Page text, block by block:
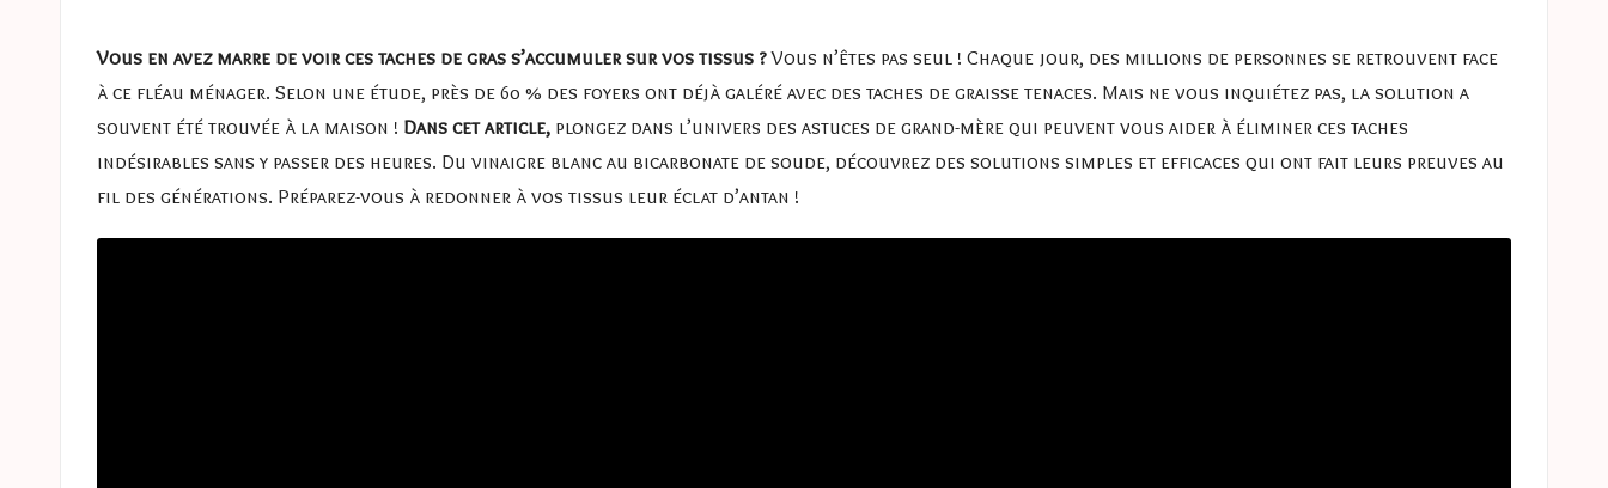
s
a
s
t
Vous en avez marre de voir ces taches de gras s’accumuler sur vos tissus ?Vous n’êtes pas seul ! Chaque jour, des millions de personnes se retrouvent face
à ce fléau ménager. Selon une étude, près de 60 % des foyers ont déjà galéré avec des taches de graisse tenaces. Mais ne vous inquiétez pas, la solution a
souvent été trouvée à la maison ! Dans cet article, plongez dans l’univers des astuces de grand-mère qui peuvent vous aider à éliminer ces taches
indésirables sans y passer des heures. Du vinaigre blanc au bicarbonate de soude, découvrez des solutions simples et efficaces qui ont fait leurs preuves au
fil des générations. Préparez-vous à redonner à vos tissus leur éclat d’antan !